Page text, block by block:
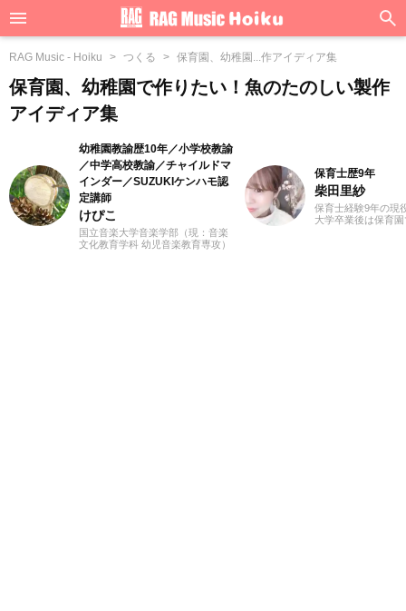
RAG Music - Hoiku つくる 保育園、幼稚園...作アイディア集
保育園、幼稚園で作りたい！魚のたのしい製作
アイディア集
幼稚園教諭歴10年／小学校教諭
／中学高校教諭／チャイルドマ
インダー／SUZUKIケンハモ認
定講師
けぴこ
国立音楽大学音楽学部（現：音楽
文化教育学科 幼児音楽教育専攻）
保育士歴9年
柴田里紗
保育士経験9年の現
大学卒業後は保育